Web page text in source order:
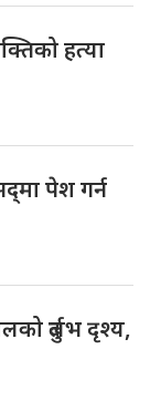
हत्या
पेश गर्न
दुर्लभ दृश्य,